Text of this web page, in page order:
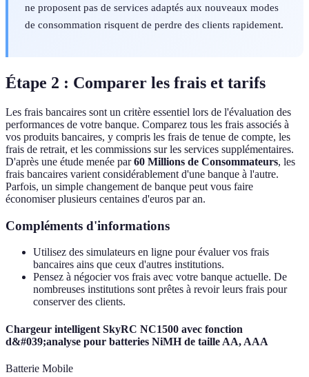
ne proposent pas de services adaptés aux nouveaux modes
de consommation risquent de perdre des clients rapidement.
Étape 2 : Comparer les frais et tarifs
Les frais bancaires sont un critère essentiel lors de l'évaluation des
performances de votre banque. Comparez tous les frais associés à
vos produits bancaires, y compris les frais de tenue de compte, les
frais de retrait, et les commissions sur les services supplémentaires.
D'après une étude menée par60 Millions de Consommateurs, les
frais bancaires varient considérablement d'une banque à l'autre.
Parfois, un simple changement de banque peut vous faire
économiser plusieurs centaines d'euros par an.
Compléments d'informations
Utilisez des simulateurs en ligne pour évaluer vos frais
bancaires ains que ceux d'autres institutions.
Pensez à négocier vos frais avec votre banque actuelle. De
nombreuses institutions sont prêtes à revoir leurs frais pour
conserver des clients.
Chargeur intelligent SkyRC NC1500 avec fonction
d&#039;analyse pour batteries NiMH de taille AA, AAA
Batterie Mobile